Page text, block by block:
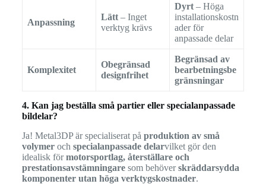
Anpassning
Lätt– Inget
verktyg krävs
Dyrt– Höga
installationskostn
ader för
anpassade delar
Komplexitet
Obegränsad
designfrihet
Begränsad av
bearbetningsbe
gränsningar
4. Kan jag beställa små partier eller specialanpassade
bildelar?
Ja! Metal3DP är specialiserat på produktion av små
volymeroch specialanpassade delarvilket gör den
idealisk förmotorsportlag, återställare och
prestationsavstämningaresom behöverskräddarsydda
komponenter utan höga verktygskostnader.